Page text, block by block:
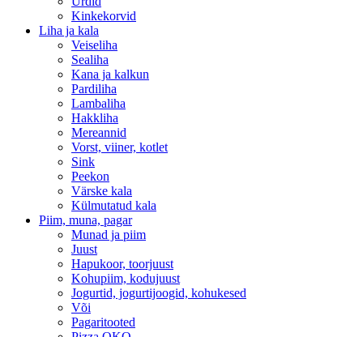
Kinkekorvid
Liha ja kala
Veiseliha
Sealiha
Kana ja kalkun
Pardiliha
Lambaliha
Hakkliha
Mereannid
Vorst, viiner, kotlet
Sink
Peekon
Värske kala
Külmutatud kala
Piim, muna, pagar
Munad ja piim
Juust
Hapukoor, toorjuust
Kohupiim, kodujuust
Jogurtid, jogurtijoogid, kohukesed
Või
Pagaritooted